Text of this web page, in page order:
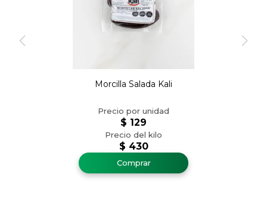
Morcilla Salada Kali
$ 430
$ 129